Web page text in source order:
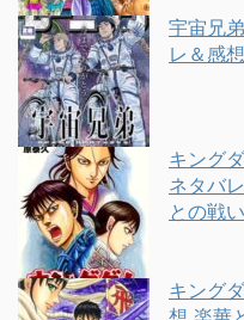
宇宙兄
レ＆感
キング
ネタバ
との戦い
キング